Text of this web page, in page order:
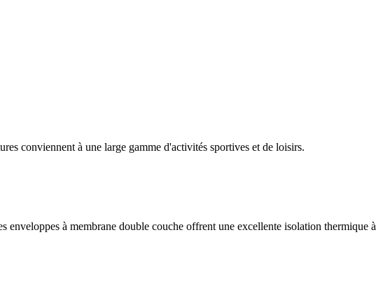
conviennent à une large gamme d'activités sportives et de loisirs.
à membrane double couche offrent une excellente isolation thermique à